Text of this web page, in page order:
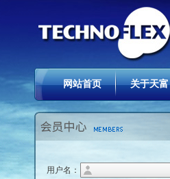
网站首页 关于天富
用户名：